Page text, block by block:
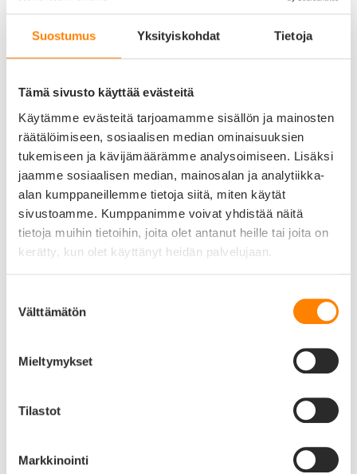
Suostumus Yksityiskohdat Tietoja
Tämä sivusto käyttää evästeitä
Käytämme evästeitä tarjoamamme sisällön ja mainosten
räätälöimiseen, sosiaalisen median ominaisuuksien
tukemiseen ja kävijämäärämme analysoimiseen. Lisäksi
jaamme sosiaalisen median, mainosalan ja analytiikka-
alan kumppaneillemme tietoja siitä, miten käytät
sivustoamme. Kumppanimme voivat yhdistää näitä
tietoja muihin tietoihin, joita olet antanut heille tai joita on
kerätty, kun olet käyttänyt heidän palvelujaan.
valinta
Välttämätön
Mieltymykset
Tilastot
Markkinointi